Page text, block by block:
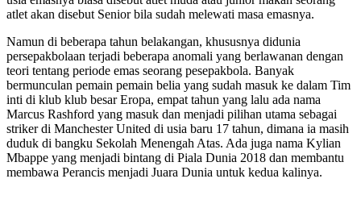
atlet akan disebut Senior bila sudah melewati masa emasnya.
Namun di beberapa tahun belakangan, khususnya didunia
persepakbolaan terjadi beberapa anomali yang berlawanan dengan
teori tentang periode emas seorang pesepakbola. Banyak
bermunculan pemain pemain belia yang sudah masuk ke dalam Tim
inti di klub klub besar Eropa, empat tahun yang lalu ada nama
Marcus Rashford yang masuk dan menjadi pilihan utama sebagai
striker di Manchester United di usia baru 17 tahun, dimana ia masih
duduk di bangku Sekolah Menengah Atas. Ada juga nama Kylian
Mbappe yang menjadi bintang di Piala Dunia 2018 dan membantu
membawa Perancis menjadi Juara Dunia untuk kedua kalinya.